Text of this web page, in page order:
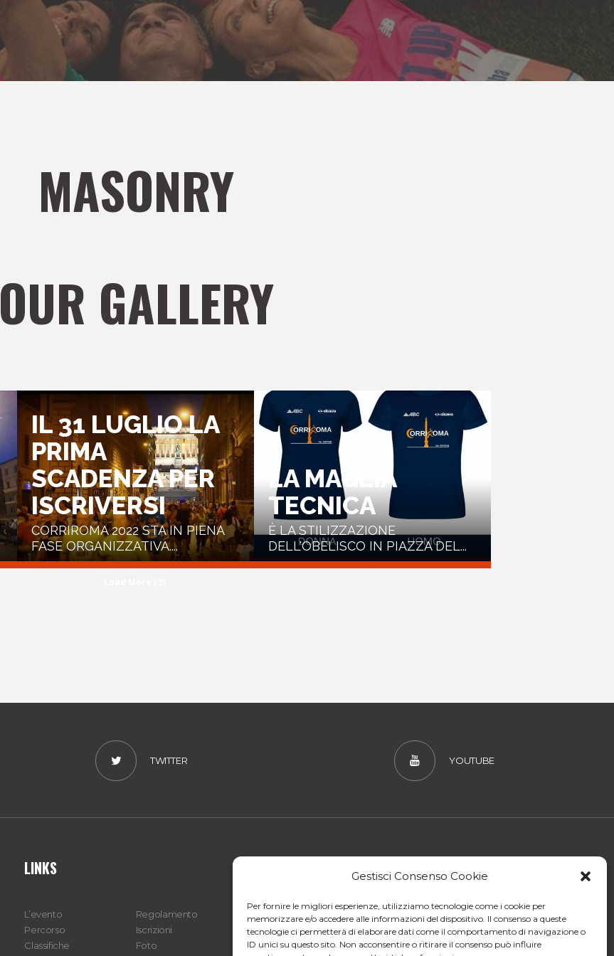
Gestisci Consenso Cookie
Per fornire le migliori esperienze, utilizziamo tecnologie come i cookie per
memorizzare e/o accedere alle informazioni del dispositivo. Il consenso a queste
tecnologie ci permetterà di elaborare dati come il comportamento di navigazione o
ID unici su questo sito. Non acconsentire o ritirare il consenso può influire
MASONRY
OUR GALLERY
IL 31 LUGLIO LA
PRIMA
SCADENZA PER
ISCRIVERSI
CORRIROMA 2022 STA IN PIENA
FASE ORGANIZZATIVA....
LA MAGLIA
TECNICA
È LA STILIZZAZIONE
DELL'OBELISCO IN PIAZZA DEL...
TWITTER YOUTUBE
LINKS
L’evento
Regolamento
Percorso
Iscrizioni
Classifiche
Foto
ITALIA MARATHON CLUB
Indirizzo:
Viale B. Bardanzellu 65 - 00155 Roma
Cookie policy|Privacy policy|